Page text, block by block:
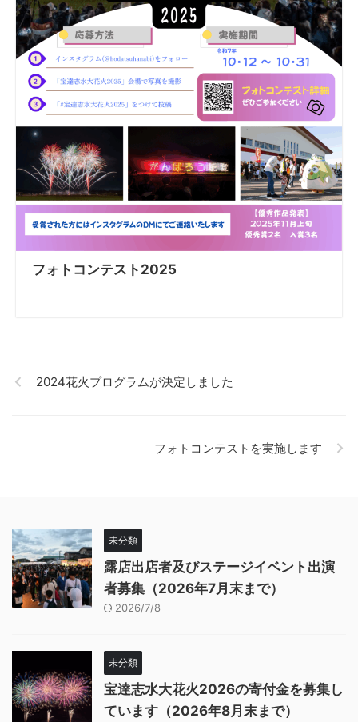
フォトコンテスト2025
2024花火プログラムが決定しました
フォトコンテストを実施します
未分類
露店出店者及びステージイベント出演
者募集（2026年7月末まで）
2026/7/8
未分類
宝達志水大花火2026の寄付金を募集し
ています（2026年8月末まで）